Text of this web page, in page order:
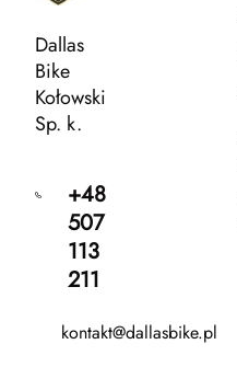
Dallas
Bike
Kołowski
Sp. k.
+48
507
113
211
kontakt@dallasbike.pl